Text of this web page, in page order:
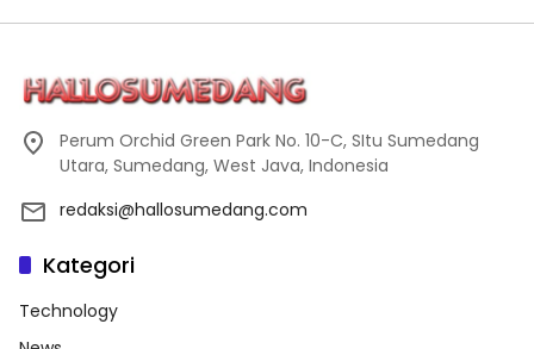
Perum Orchid Green Park No. 10-C, SItu Sumedang
Utara, Sumedang, West Java, Indonesia
redaksi@hallosumedang.com
Kategori
Technology